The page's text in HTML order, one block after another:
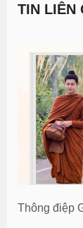
TIN LIÊN
Thông điệp